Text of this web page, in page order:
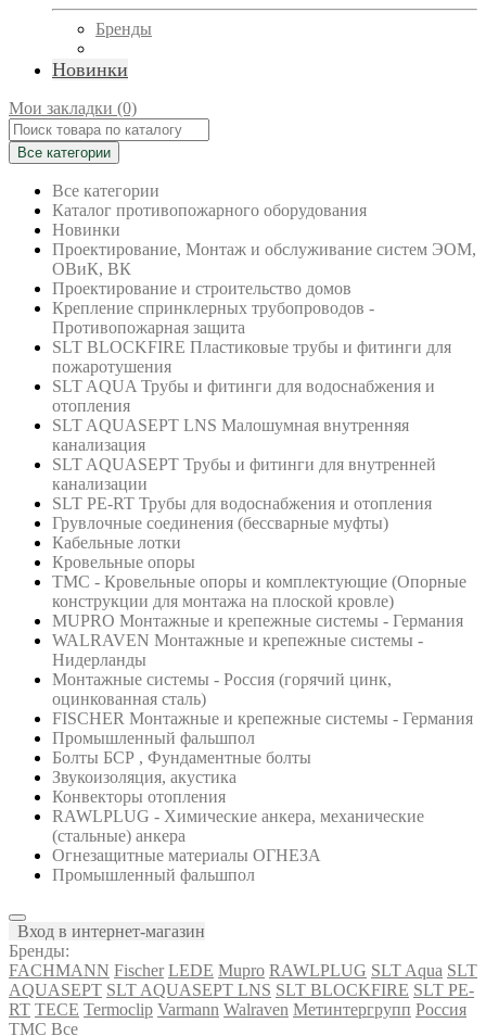
Бренды
Новинки
Мои закладки (0)
Все категории
Все категории
Каталог противопожарного оборудования
Новинки
Проектирование, Монтаж и обслуживание систем ЭОМ,
ОВиК, ВК
Проектирование и строительство домов
Крепление спринклерных трубопроводов -
Противопожарная защита
SLT BLOCKFIRE Пластиковые трубы и фитинги для
пожаротушения
SLT AQUA Трубы и фитинги для водоснабжения и
отопления
SLT AQUASEPT LNS Малошумная внутренняя
канализация
SLT AQUASEPT Трубы и фитинги для внутренней
канализации
SLT PE-RT Трубы для водоснабжения и отопления
Грувлочные соединения (бессварные муфты)
Кабельные лотки
Кровельные опоры
ТМС - Кровельные опоры и комплектующие (Опорные
конструкции для монтажа на плоской кровле)
MUPRO Монтажные и крепежные системы - Германия
WALRAVEN Монтажные и крепежные системы -
Нидерланды
Монтажные системы - Россия (горячий цинк,
оцинкованная сталь)
FISCHER Монтажные и крепежные системы - Германия
Промышленный фальшпол
Болты БСР , Фундаментные болты
Звукоизоляция, акустика
Конвекторы отопления
RAWLPLUG - Химические анкера, механические
(стальные) анкера
Огнезащитные материалы ОГНЕЗА
Промышленный фальшпол
Вход в интернет-магазин
Бренды:
FACHMANN Fischer LEDE Mupro RAWLPLUG SLT Aqua SLT
AQUASEPT SLT AQUASEPT LNS SLT BLOCKFIRE SLT PE-
RT TECE Termoclip Varmann Walraven Метинтергрупп Россия
ТМС Все